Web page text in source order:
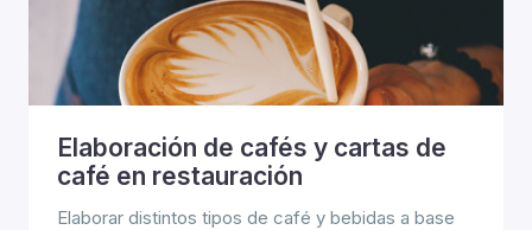
Elaboración de cafés y cartas de
café en restauración
Elaborar distintos tipos de café y bebidas a base